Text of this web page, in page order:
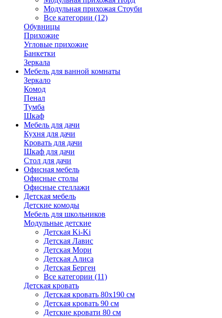
Модульная прихожая Стоуби
Все категории (12)
Обувницы
Прихожие
Угловые прихожие
Банкетки
Зеркала
Мебель для ванной комнаты
Зеркало
Комод
Пенал
Тумба
Шкаф
Мебель для дачи
Кухня для дачи
Кровать для дачи
Шкаф для дачи
Стол для дачи
Офисная мебель
Офисные столы
Офисные стеллажи
Детская мебель
Детские комоды
Мебель для школьников
Модульные детские
Детская Ki-Ki
Детская Лавис
Детская Мори
Детская Алиса
Детская Берген
Все категории (11)
Детская кровать
Детская кровать 80х190 см
Детская кровать 90 см
Детские кровати 80 см